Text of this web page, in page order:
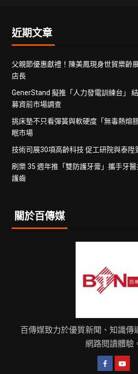
近期文章
父親節優惠獻禮！陳美鳳現身世貿樂齡
店長
GenerStand 擬推「人力發電訓練台」
募資前市場調查
挑床墊不只看彈簧與軟硬度「無毒熱熔
眠市場
技術司展30項高齡科技 促工研院與泰陞
刷樂 35 週年推「雙防護牙膏」攜手牙
護齒
關於百傳媒
百傳媒致力於優質新聞、知識傳
網路閱讀體驗